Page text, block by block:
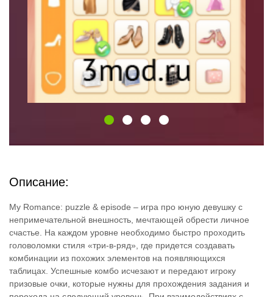
Описание:
My Romance: puzzle & episode – игра про юную девушку с
непримечательной внешность, мечтающей обрести личное
счастье. На каждом уровне необходимо быстро проходить
головоломки стиля «три-в-ряд», где придется создавать
комбинации из похожих элементов на появляющихся
таблицах. Успешные комбо исчезают и передают игроку
призовые очки, которые нужны для прохождения задания и